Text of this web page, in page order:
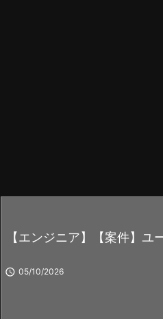
【エンジニア】【案件】ユ
 05/10/2026